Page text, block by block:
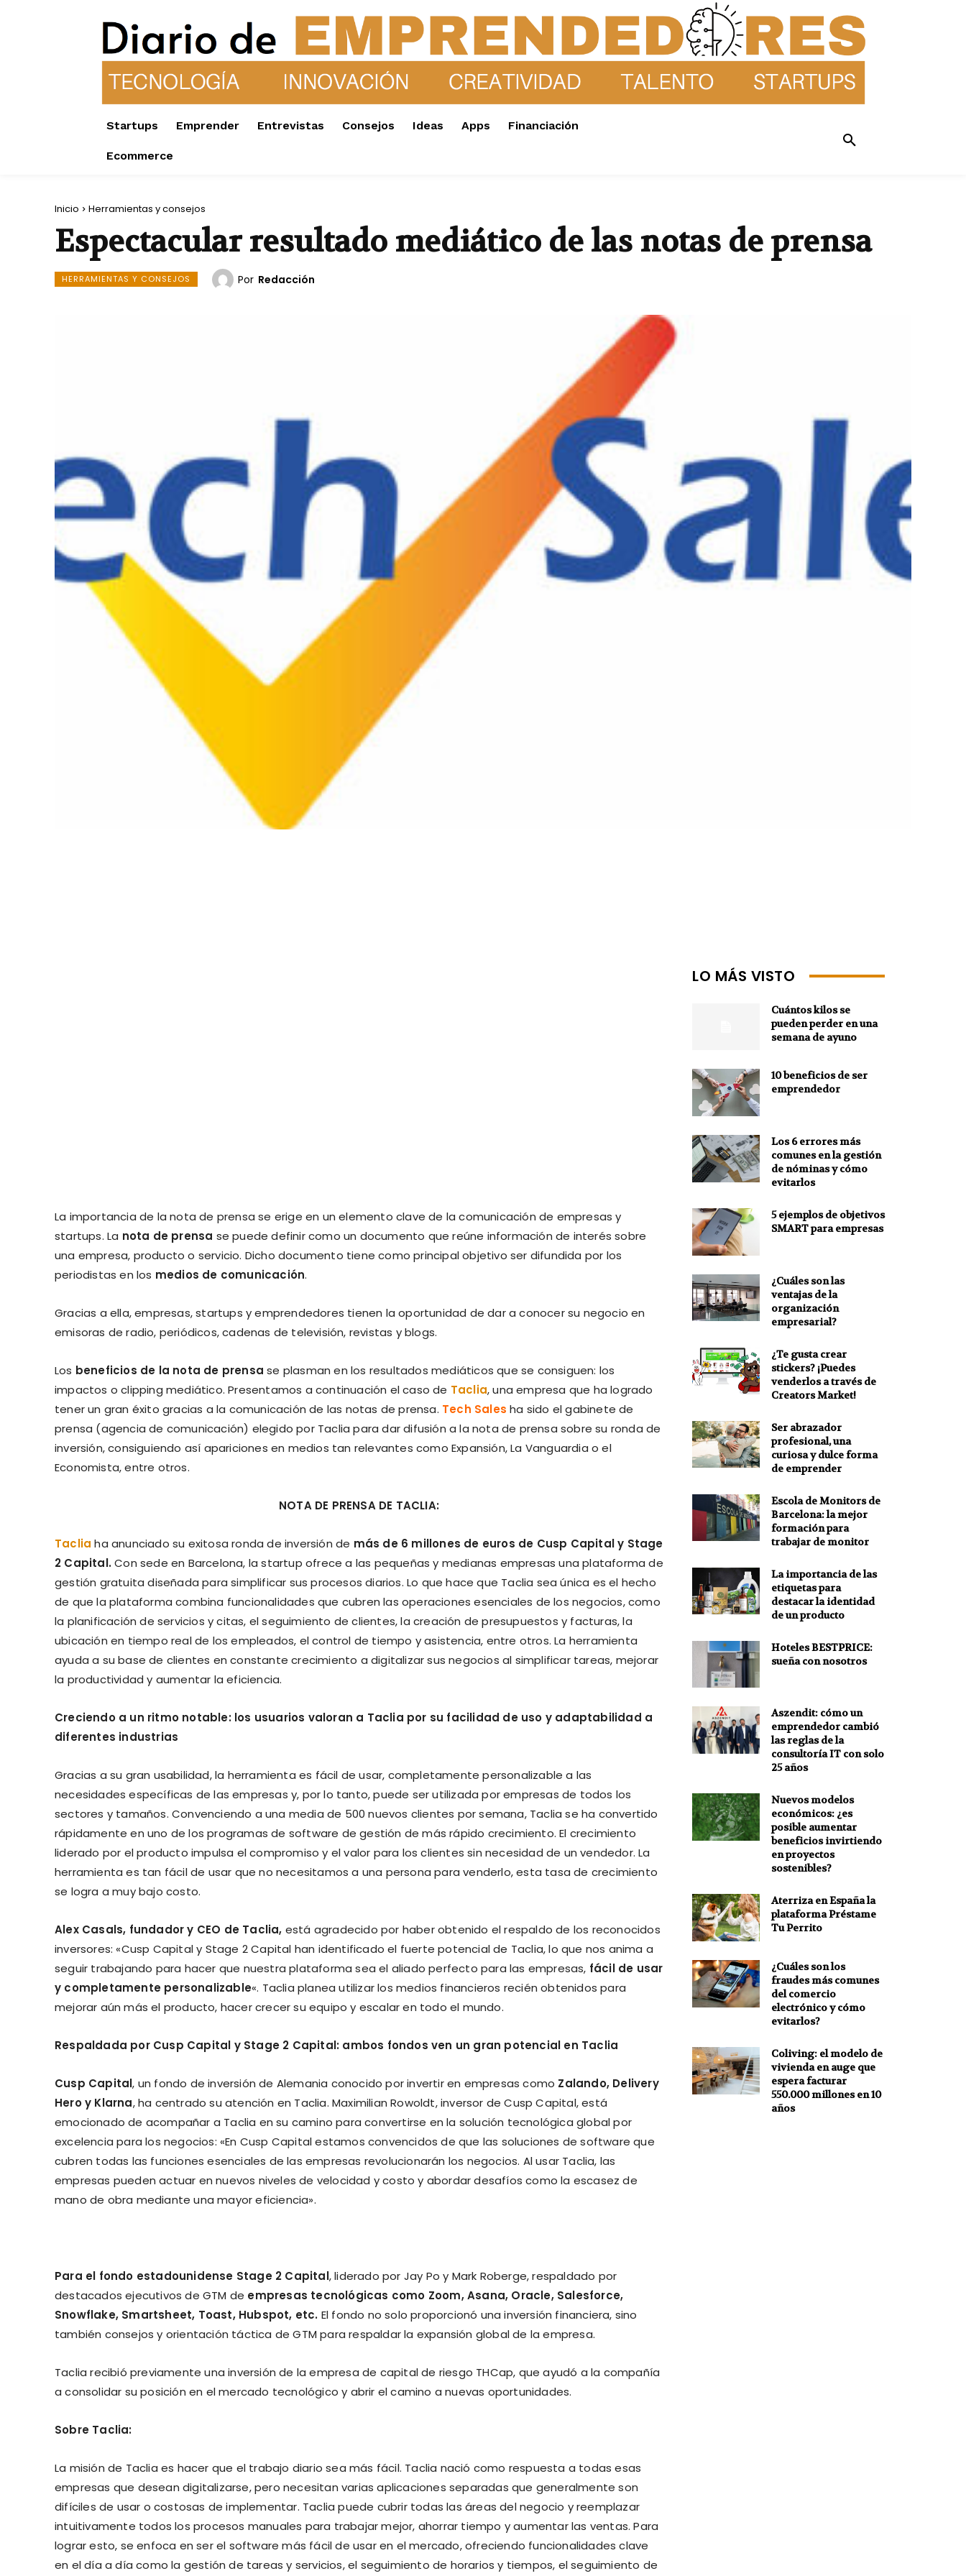
Startups Emprender Entrevistas Consejos Ideas Apps Financiación
Ecommerce
Inicio Herramientas y consejos
Espectacular resultado mediático de las notas de prensa
HERRAMIENTAS Y CONSEJOS Por Redacción
La importancia de la nota de prensa se erige en un elemento clave de la comunicación de empresas y
startups. La nota de prensa se puede definir como un documento que reúne información de interés sobre
una empresa, producto o servicio. Dicho documento tiene como principal objetivo ser difundida por los
periodistas en los medios de comunicación.
Gracias a ella, empresas, startups y emprendedores tienen la oportunidad de dar a conocer su negocio en
emisoras de radio, periódicos, cadenas de televisión, revistas y blogs.
Los beneficios de la nota de prensase plasman en los resultados mediáticos que se consiguen: los
impactos o clipping mediático. Presentamos a continuación el caso de Taclia, una empresa que ha logrado
tener un gran éxito gracias a la comunicación de las notas de prensa. Tech Sales ha sido el gabinete de
prensa (agencia de comunicación) elegido por Taclia para dar difusión a la nota de prensa sobre su ronda de
inversión, consiguiendo así apariciones en medios tan relevantes como Expansión, La Vanguardia o el
Economista, entre otros.
NOTA DE PRENSA DE TACLIA:
Taclia ha anunciado su exitosa ronda de inversión de más de 6 millones de euros de Cusp Capital y Stage
2 Capital.Con sede en Barcelona, la startup ofrece a las pequeñas y medianas empresas una plataforma de
gestión gratuita diseñada para simplificar sus procesos diarios. Lo que hace que Taclia sea única es el hecho
de que la plataforma combina funcionalidades que cubren las operaciones esenciales de los negocios, como
la planificación de servicios y citas, el seguimiento de clientes, la creación de presupuestos y facturas, la
ubicación en tiempo real de los empleados, el control de tiempo y asistencia, entre otros. La herramienta
ayuda a su base de clientes en constante crecimiento a digitalizar sus negocios al simplificar tareas, mejorar
la productividad y aumentar la eficiencia.
Creciendo a un ritmo notable: los usuarios valoran a Taclia por su facilidad de uso y adaptabilidad a
diferentes industrias
Gracias a su gran usabilidad, la herramienta es fácil de usar, completamente personalizable a las
necesidades específicas de las empresas y, por lo tanto, puede ser utilizada por empresas de todos los
sectores y tamaños. Convenciendo a una media de 500 nuevos clientes por semana, Taclia se ha convertido
rápidamente en uno de los programas de software de gestión de más rápido crecimiento. El crecimiento
liderado por el producto impulsa el compromiso y el valor para los clientes sin necesidad de un vendedor. La
herramienta es tan fácil de usar que no necesitamos a una persona para venderlo, esta tasa de crecimiento
se logra a muy bajo costo.
Alex Casals, fundador y CEO de Taclia, está agradecido por haber obtenido el respaldo de los reconocidos
inversores: «Cusp Capital y Stage 2 Capital han identificado el fuerte potencial de Taclia, lo que nos anima a
seguir trabajando para hacer que nuestra plataforma sea el aliado perfecto para las empresas, fácil de usar
y completamente personalizable«. Taclia planea utilizar los medios financieros recién obtenidos para
mejorar aún más el producto, hacer crecer su equipo y escalar en todo el mundo.
Respaldada por Cusp Capital y Stage 2 Capital: ambos fondos ven un gran potencial en Taclia
Cusp Capital, un fondo de inversión de Alemania conocido por invertir en empresas como Zalando, Delivery
Hero y Klarna, ha centrado su atención en Taclia. Maximilian Rowoldt, inversor de Cusp Capital, está
emocionado de acompañar a Taclia en su camino para convertirse en la solución tecnológica global por
excelencia para los negocios: «En Cusp Capital estamos convencidos de que las soluciones de software que
cubren todas las funciones esenciales de las empresas revolucionarán los negocios. Al usar Taclia, las
empresas pueden actuar en nuevos niveles de velocidad y costo y abordar desafíos como la escasez de
mano de obra mediante una mayor eficiencia».
Para el fondo estadounidense Stage 2 Capital, liderado por Jay Po y Mark Roberge, respaldado por
destacados ejecutivos de GTM de empresas tecnológicas como Zoom, Asana, Oracle, Salesforce,
Snowflake, Smartsheet, Toast, Hubspot, etc. El fondo no solo proporcionó una inversión financiera, sino
también consejos y orientación táctica de GTM para respaldar la expansión global de la empresa.
Taclia recibió previamente una inversión de la empresa de capital de riesgo THCap, que ayudó a la compañía
a consolidar su posición en el mercado tecnológico y abrir el camino a nuevas oportunidades.
Sobre Taclia:
La misión de Taclia es hacer que el trabajo diario sea más fácil. Taclia nació como respuesta a todas esas
empresas que desean digitalizarse, pero necesitan varias aplicaciones separadas que generalmente son
difíciles de usar o costosas de implementar. Taclia puede cubrir todas las áreas del negocio y reemplazar
intuitivamente todos los procesos manuales para trabajar mejor, ahorrar tiempo y aumentar las ventas. Para
lograr esto, se enfoca en ser el software más fácil de usar en el mercado, ofreciendo funcionalidades clave
en el día a día como la gestión de tareas y servicios, el seguimiento de horarios y tiempos, el seguimiento de
LO MÁS VISTO
Cuántos kilos se
pueden perder en una
semana de ayuno
10 beneficios de ser
emprendedor
Los 6 errores más
comunes en la gestión
de nóminas y cómo
evitarlos
5 ejemplos de objetivos
SMART para empresas
¿Cuáles son las
ventajas de la
organización
empresarial?
¿Te gusta crear
stickers? ¡Puedes
venderlos a través de
Creators Market!
Ser abrazador
profesional, una
curiosa y dulce forma
de emprender
Escola de Monitors de
Barcelona: la mejor
formación para
trabajar de monitor
La importancia de las
etiquetas para
destacar la identidad
de un producto
Hoteles BESTPRICE:
sueña con nosotros
Aszendit: cómo un
emprendedor cambió
las reglas de la
consultoría IT con solo
25 años
Nuevos modelos
económicos: ¿es
posible aumentar
beneficios invirtiendo
en proyectos
sostenibles?
Aterriza en España la
plataforma Préstame
Tu Perrito
¿Cuáles son los
fraudes más comunes
del comercio
electrónico y cómo
evitarlos?
Coliving: el modelo de
vivienda en auge que
espera facturar
550.000 millones en 10
años